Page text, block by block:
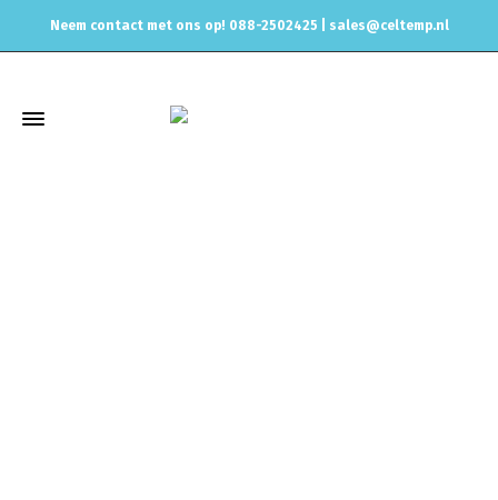
Neem contact met ons op! 088-2502425 | sales@celtemp.nl